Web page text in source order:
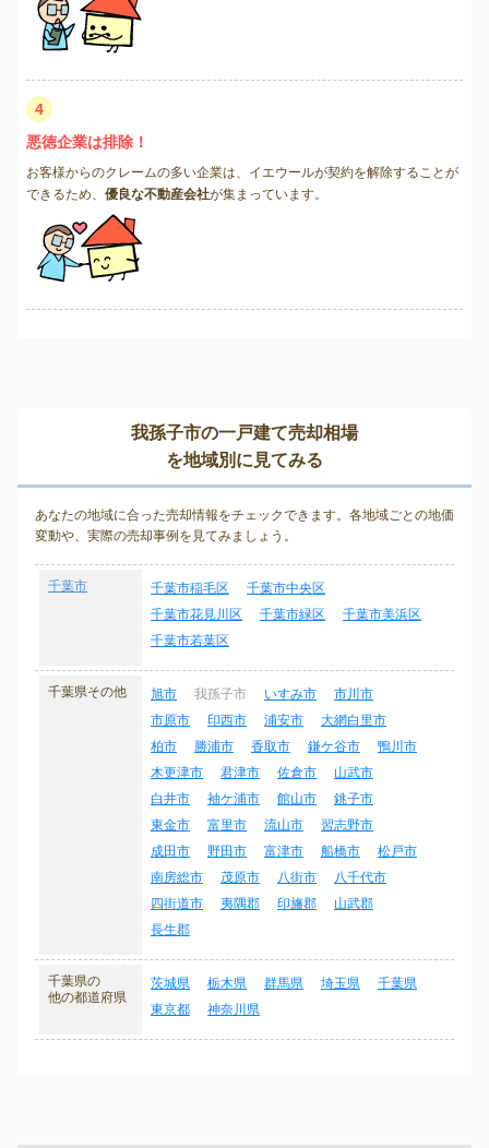
4
悪徳企業は排除！
お客様からのクレームの多い企業は、イエウールが契約を解除することが
できるため、 優良な不動産会社が集まっています。
我孫子市の一戸建て売却相場
を地域別に見てみる
あなたの地域に合った売却情報をチェックできます。各地域ごとの地価
変動や、実際の売却事例を見てみましょう。
千葉市 千葉市稲毛区
千葉市中央区
千葉市花見川区
千葉市緑区
千葉市美浜区
千葉市若葉区
千葉県その他 旭市 我孫子市 いすみ市
市川市
市原市
印西市 浦安市
大網白里市
柏市
勝浦市 香取市 鎌ケ谷市
鴨川市
木更津市
君津市 佐倉市
山武市
白井市
袖ケ浦市 館山市
銚子市
東金市
富里市 流山市
習志野市
成田市
野田市 富津市 船橋市
松戸市
南房総市
茂原市 八街市
八千代市
四街道市
夷隅郡 印旛郡
山武郡
長生郡
千葉県の
他の都道府県
茨城県 栃木県 群馬県 埼玉県
千葉県
東京都
神奈川県